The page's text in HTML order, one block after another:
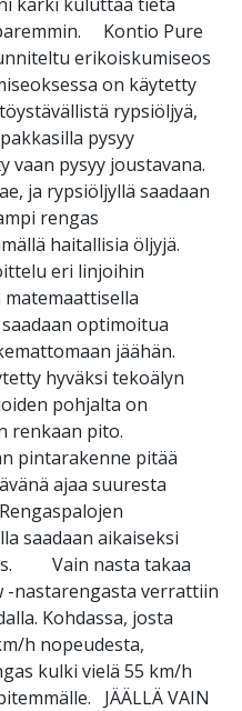
Kontio Pure
erikoiskumiseos
on käytetty
rypsiöljyä,
pysyy
vaan pysyy joustavana.
ja rypsiöljyllä saadaan
rengas
haitallisia öljyjä.
eri linjoihin
optimoitua
jäähän.
hyväksi tekoälyn
pohjalta on
renkaan pito.
pintarakenne pitää
ajaa suuresta
saadaan aikaiseksi
Vain nasta takaa
-nastarengasta verrattiin
Kohdassa, josta
h nopeudesta,
kulki vielä 55 km/h
JÄÄLLÄ VAIN